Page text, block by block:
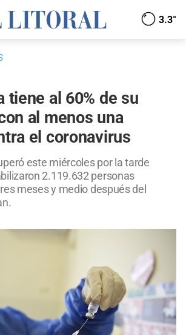
3.3°
tiene al 60% de su
al menos una
el coronavirus
este miércoles por la tarde
2.119.632 personas
meses y medio después del